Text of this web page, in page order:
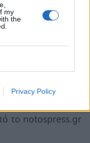
my
the
Privacy Policy
το notospress.gr